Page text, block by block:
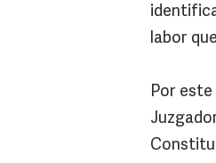
labor
Por